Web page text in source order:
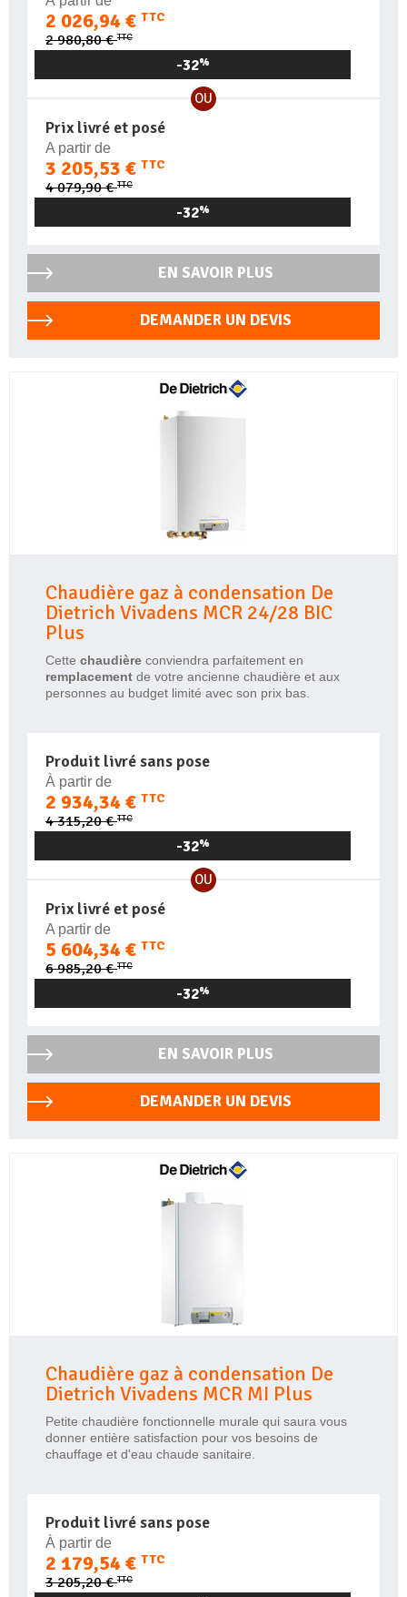
2 026,94 € TTC
2 980,80 €TTC
-32%
OU
Prix livré et posé
A partir de
3 205,53 € TTC
4 079,90 €TTC
-32%
EN SAVOIR PLUS
DEMANDER UN DEVIS
Chaudière gaz à condensation De
Dietrich Vivadens MCR 24/28 BIC
Plus
Cette chaudière conviendra parfaitement en
remplacement de votre ancienne chaudière et aux
personnes au budget limité avec son prix bas.
Produit livré sans pose
À partir de
2 934,34 € TTC
4 315,20 €TTC
-32%
OU
Prix livré et posé
A partir de
5 604,34 € TTC
6 985,20 €TTC
-32%
EN SAVOIR PLUS
DEMANDER UN DEVIS
Chaudière gaz à condensation De
Dietrich Vivadens MCR MI Plus
Petite chaudière fonctionnelle murale qui saura vous
donner entière satisfaction pour vos besoins de
chauffage et d'eau chaude sanitaire.
Produit livré sans pose
À partir de
2 179,54 € TTC
3 205,20 €TTC